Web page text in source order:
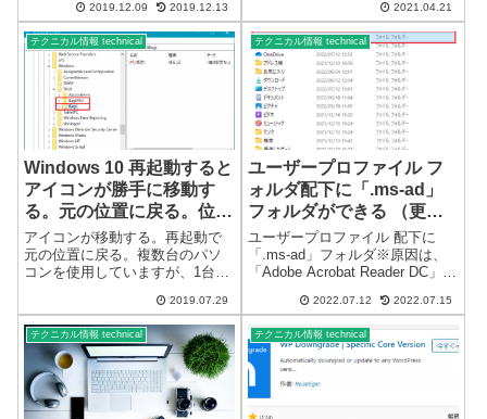
ウザでの表示セキュア通信であ
れば、鍵マークが表示されま
す。HTTPSになっていても鍵マ
ークが表示されないことがあり
ます。Mic...
2019.12.09 2019.12.13
フォルダに関して、※一部、存
在しないパソコンもあるようで
す。フォルダの場所「C:\Progr...
2021.04.21
テクニカル情報 technical
Windows 10 再起動すると
アイコンが勝手に移動す
る。元の位置に戻る。位置
情報が記憶できない？
アイコンが移動する。再起動で
元の位置に戻る。複数台のパソ
コンを使用していますが、1台だ
きなくなり、きれいに配置した
アイコンが再起動で元の位置に
戻ります。パソコン仕様
Windows 10 Ver1903 64bi...
2019.07.29
テクニカル情報 technical
ユーザープロファイル フ
ォルダ配下に「.ms-ad」
フォルダができる （更新
あり）
ユーザープロファイル 配下に
「.ms-ad」フォルダ※原因は、
「Adobe Acrobat Reader DC」で
から、ユーザープロファイル
（%USERPROFILE%）フォル
ダ配下に「.ms-ad」フ...
2022.07.12 2022.07.15
テクニカル情報 technical テクニカル情報 technical